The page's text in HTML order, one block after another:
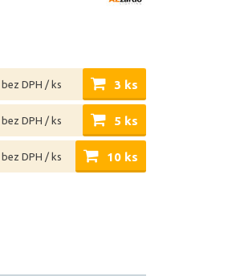
bez DPH / ks 3 ks
bez DPH / ks 5 ks
bez DPH / ks 10 ks